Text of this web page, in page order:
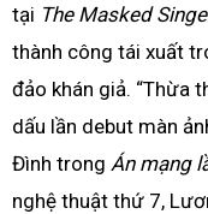
tại The Masked
thành công tái xuất
đảo khán giả. “Thừa
dấu lần debut màn
Đình trong Án mạng
nghệ thuật thứ 7,